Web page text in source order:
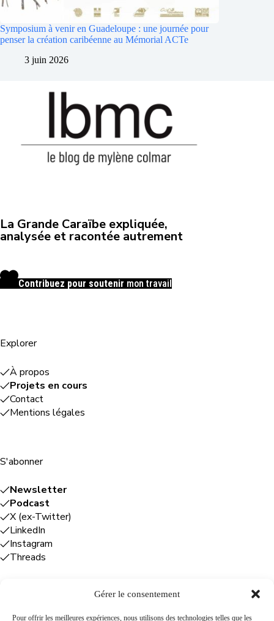
Gérer le consentement
Pour offrir les meilleures expériences, nous utilisons des technologies telles que les
Symposium à venir en Guadeloupe : une journée pour
penser la création caribéenne au Mémorial ACTe
3 juin 2026
La Grande Caraïbe expliquée,
analysée et racontée autrement
Contribuez pour soutenir mon travail
Explorer
À propos
Projets en cours
Contact
Mentions légales
S'abonner
Newsletter
Podcast
X (ex-Twitter)
LinkedIn
Instagram
Threads